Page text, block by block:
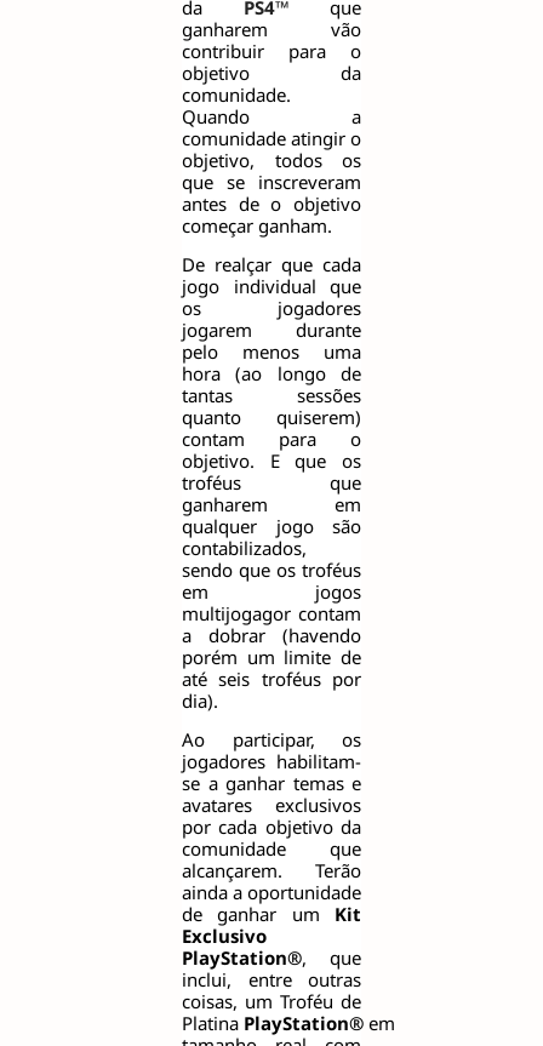
da PS4™ que
ganharem vão
contribuir para o
objetivo da
comunidade.
Quando a
comunidade atingir o
objetivo, todos os
que se inscreveram
antes de o objetivo
começar ganham.
De realçar que cada
jogo individual que
os jogadores
jogarem durante
pelo menos uma
hora (ao longo de
tantas sessões
quanto quiserem)
contam para o
objetivo. E que os
troféus que
ganharem em
qualquer jogo são
contabilizados,
sendo que os troféus
em jogos
multijogagor contam
a dobrar (havendo
porém um limite de
até seis troféus por
dia).
Ao participar, os
jogadores habilitam-
se a ganhar temas e
avatares exclusivos
por cada objetivo da
comunidade que
alcançarem. Terão
ainda a oportunidade
de ganhar um Kit
Exclusivo
PlayStation®, que
inclui, entre outras
coisas, um Troféu de
Platina PlayStation® em